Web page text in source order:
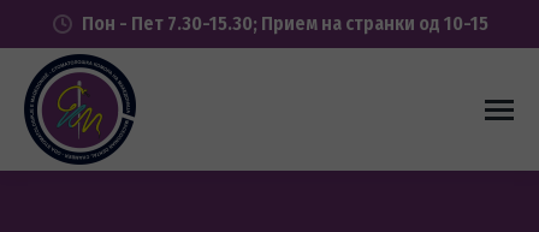
Пон - Пет 7.30-15.30; Прием на странки од 10-15